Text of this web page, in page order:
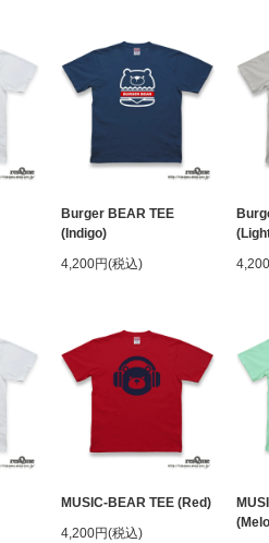
Burger BEAR TEE
(Indigo)
4,200円(税込)
MUSIC-BEAR TEE (Red)
4,200円(税込)